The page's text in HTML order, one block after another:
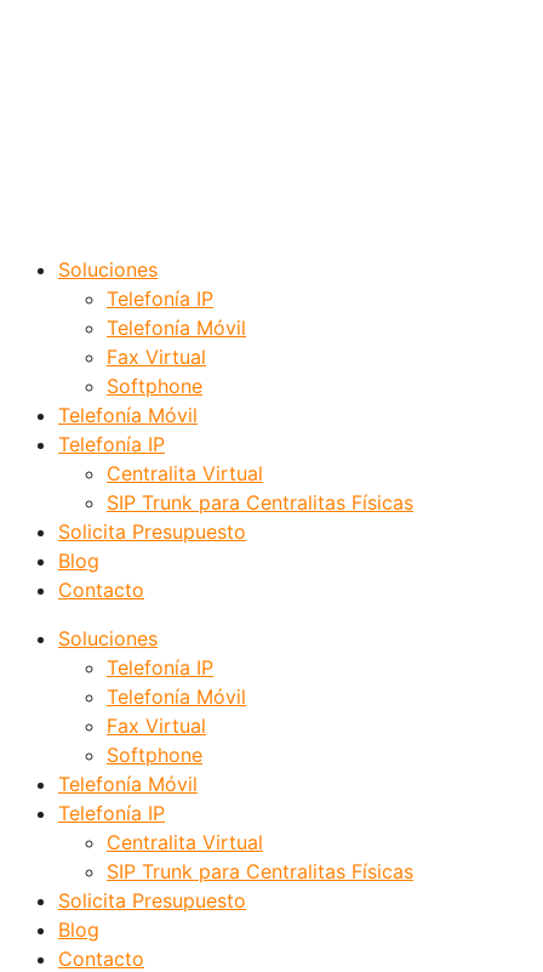
Soluciones
Telefonía IP
Telefonía Móvil
Fax Virtual
Softphone
Telefonía Móvil
Telefonía IP
Centralita Virtual
SIP Trunk para Centralitas Físicas
Solicita Presupuesto
Blog
Contacto
Soluciones
Telefonía IP
Telefonía Móvil
Fax Virtual
Softphone
Telefonía Móvil
Telefonía IP
Centralita Virtual
SIP Trunk para Centralitas Físicas
Solicita Presupuesto
Blog
Contacto